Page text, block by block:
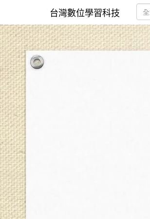
台灣數位學習科技